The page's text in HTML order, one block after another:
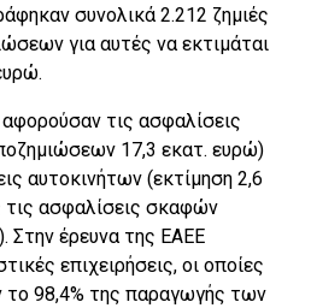
συνολικά 2.212 ζημιές
για αυτές να εκτιμάται
τις ασφαλίσεις
17,3 εκατ. ευρώ)
αυτοκινήτων (εκτίμηση 2,6
τις ασφαλίσεις σκαφών
Στην έρευνα της ΕΑΕΕ
επιχειρήσεις, οι οποίες
το 98,4% της παραγωγής των